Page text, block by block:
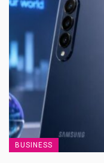
BUSINESS